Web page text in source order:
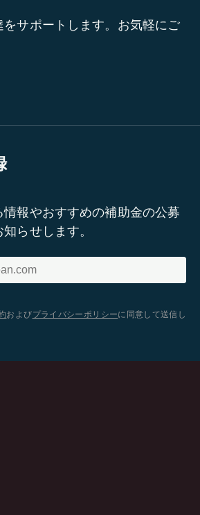
サポートします。お気軽にご
報やおすすめの補助金の公募
らせします。
およびプライバシーポリシーに同意して送信し